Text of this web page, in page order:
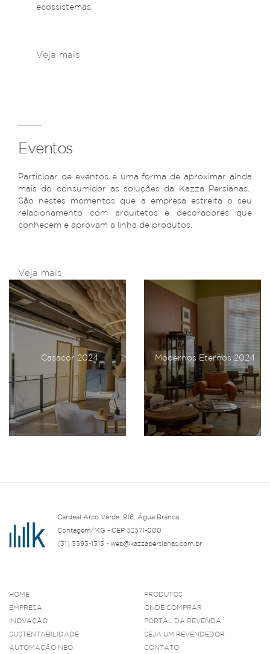
ecossistemas.
Veja mais
Eventos
Participar de eventos é uma forma de aproximar ainda
mais do consumidor as soluções da Kazza Persianas.
São nestes momentos que a empresa estreita o seu
relacionamento com arquitetos e decoradores que
conhecem e aprovam a linha de produtos.
Veja mais
Casacor 2024 Modernos Eternos 2024
Cardeal Arco Verde, 816, Água Branca
Contagem/MG - CEP 32371-000
(31) 3393-1313 - web@kazzapersianas.com.br
HOME
EMPRESA
INOVAÇÃO
SUSTENTABILIDADE
AUTOMAÇÃO NEO
PRODUTOS
ONDE COMPRAR
PORTAL DA REVENDA
SEJA UM REVENDEDOR
CONTATO